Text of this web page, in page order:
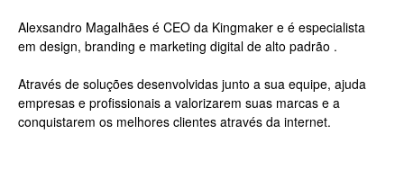
na
Rua
Alexsandro Magalhães é CEO da Kingmaker e é especialista
em design, branding e marketing digital de alto padrão .
Através de soluções desenvolvidas junto a sua equipe, ajuda
empresas e profissionais a valorizarem suas marcas e a
conquistarem os melhores clientes através da internet.